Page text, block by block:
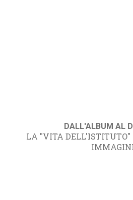
DALL'ALBUM AL
LA "VITA DELL'ISTITUTO"